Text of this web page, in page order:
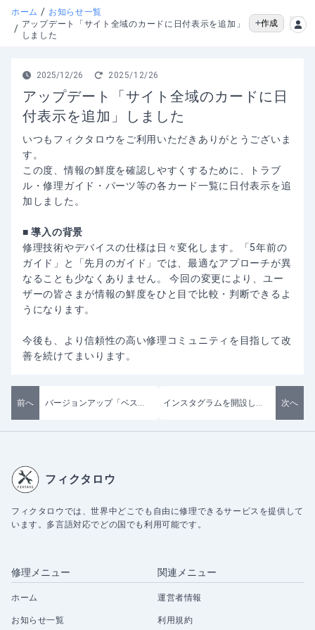
ホーム / お知らせ一覧
/ アップデート「サイト全域のカードに日付表示を追加」
しました
作成
2025/12/26 2025/12/26
アップデート「サイト全域のカードに日
付表示を追加」しました
いつもフィクタロウをご利用いただきありがとうございま
す。
この度、情報の鮮度を確認しやすくするために、トラブ
ル・修理ガイド・パーツ等の各カード一覧に日付表示を追
加しました。
■ 導入の背景
修理技術やデバイスの仕様は日々変化します。「5年前の
ガイド」と「先月のガイド」では、最適なアプローチが異
なることも少なくありません。 今回の変更により、ユー
ザーの皆さまが情報の鮮度をひと目で比較・判断できるよ
うになります。
今後も、より信頼性の高い修理コミュニティを目指して改
善を続けてまいります。
前へ 次へ
フィクタロウ
フィクタロウでは、世界中どこでも自由に修理できるサービスを提供して
います。多言語対応でどの国でも利用可能です。
修理メニュー
ホーム
お知らせ一覧
関連メニュー
運営者情報
利用規約